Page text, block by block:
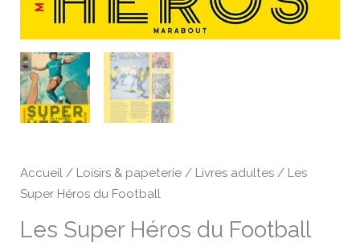
Accueil / Loisirs & papeterie / Livres adultes / Les
Super Héros du Football
Les Super Héros du Football